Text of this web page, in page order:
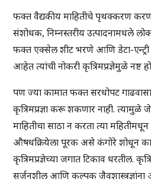
फक्त वैद्यकीय माहितीचे पृथक्करण
संशोधक, निम्नस्तरीय उत्पादनामधले
फक्त एक्सेल शीट भरणे आणि डेटा-
आहेत त्यांची नोकरी कृत्रिमप्रज्ञेमुळे नष्ट
पण ज्या कामात फक्त सरधोपट
कृत्रिमप्रज्ञा करू शकणार नाही.
माहितीचा साठा न करता त्या
औषधक्रियेला पूरक असे कंगोरे शोधून
कृत्रिमप्रज्ञेच्या जगात टिकाव धरतील.
सर्जनशील आणि कल्पक जैवशास्त्रज्ञांना